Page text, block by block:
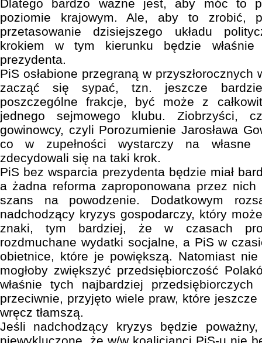
Dlatego bardzo ważne jest, aby móc to
poziomie krajowym. Ale, aby to zrobić,
przetasowanie dzisiejszego układu
krokiem w tym kierunku będzie
prezydenta.
PiS osłabione przegraną w
zacząć się sypać, tzn. jeszcze
poszczególne frakcje, być może z
jednego sejmowego klubu. Ziobrzyści,
gowinowcy, czyli Porozumienie Jarosława
co w zupełności wystarczy na własne
zdecydowali się na taki krok.
PiS bez wsparcia prezydenta będzie miał
a żadna reforma zaproponowana przez nich
szans na powodzenie. Dodatkowym
nadchodzący kryzys gospodarczy, który
znaki, tym bardziej, że w czasach
rozdmuchane wydatki socjalne, a PiS w
obietnice, które je powiększą. Natomiast
mogłoby zwiększyć przedsiębiorczość
właśnie tych najbardziej
przeciwnie, przyjęto wiele praw, które
wręcz tłamszą.
Jeśli nadchodzący kryzys będzie